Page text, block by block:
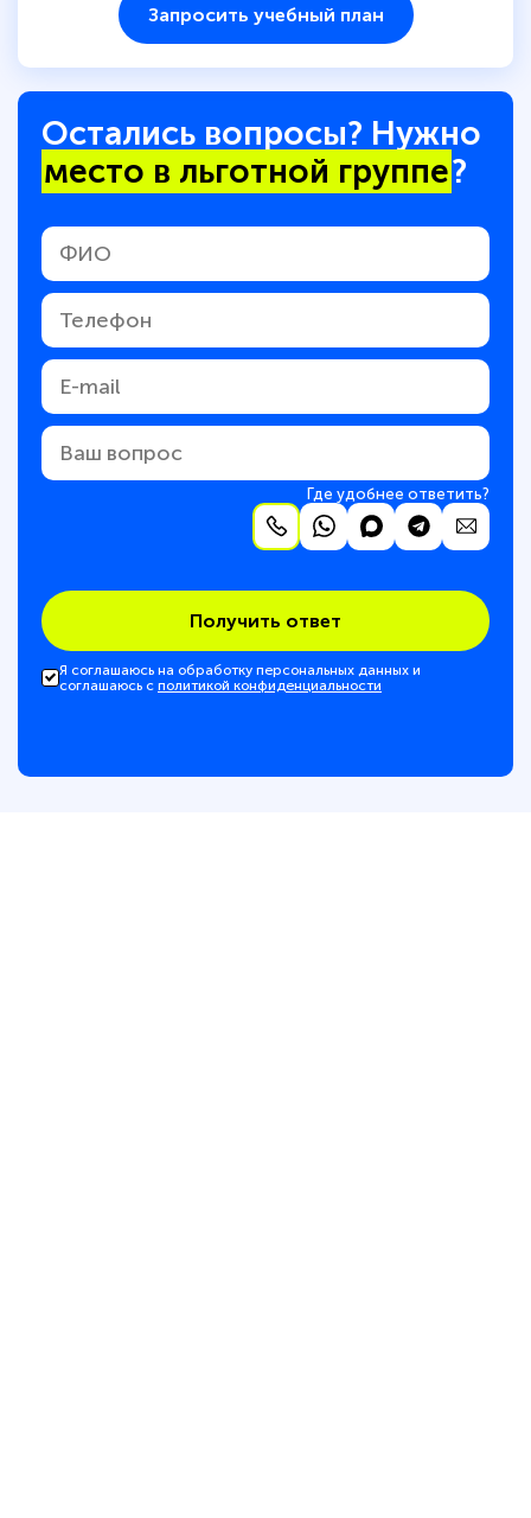
Запросить учебный план
Остались вопросы? Нужно
место в льготной группе?
Где удобнее ответить?
Получить ответ
Я соглашаюсь на обработку персональных данных и
соглашаюсь с политикой конфиденциальности